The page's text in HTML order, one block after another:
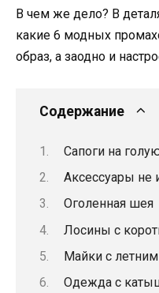
В чем же дело? В
какие 6 модных
образ, а заодно и
Содержание
Сапоги на
Аксессуары не
Оголенная шея
Лосины с
Майки с
Одежда с